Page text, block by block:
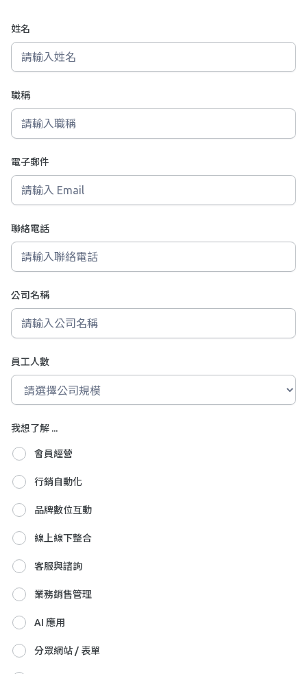
姓名
職稱
電子郵件
聯絡電話
公司名稱
員工人數
我想了解 ...
會員經營
行銷自動化
品牌數位互動
線上線下整合
客服與諮詢
業務銷售管理
AI 應用
分眾網站 / 表單